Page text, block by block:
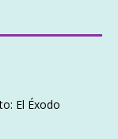
El Éxodo